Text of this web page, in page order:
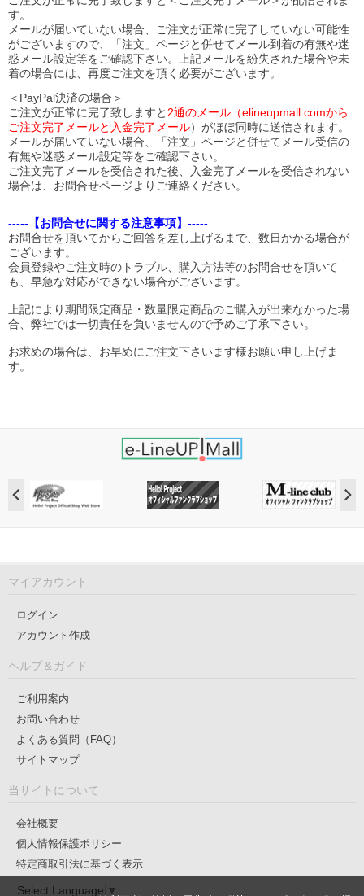
す。
メールが届いていない場合、ご注文が正常に完了していない可能性
がございますので、「注文」ページと併せてメール到着の有無や迷
惑メール設定等をご確認下さい。
上記メールを紛失された場合や未
着の場合には、再度ご注文を頂く必要がございます。
＜PayPal決済の場合＞
ご注文が正常に完了致しますと 2通のメール（elineupmall.comから
ご注文完了メールと入金完了メール）がほぼ同時に送信されます。
メールが届いていない場合、「注文」ページと併せてメール受信の
有無や迷惑メール設定等をご確認下さい。
ご注文完了メールを受信された後、入金完了メールを受信されない
場合は、お問合せページよりご連絡ください。
-----【お問合せに関する注意事項】-----
お問合せを頂いてからご回答を差し上げるまで、数日かかる場合が
ございます。
会員登録やご注文時のトラブル、購入方法等のお問合せを頂いて
も、早急な対応ができない場合がございます。
上記により期間限定商品・数量限定商品のご購入が出来なかった場
合、弊社では一切責任を負いませんので予めご了承下さい。
お求めの場合は、お早めにご注文下さいます様お願い申し上げま
す。
マイアカウント
ログイン
アカウント作成
ヘルプ＆ガイド
ご利用案内
お問い合わせ
よくある質問（FAQ）
サイトマップ
当サイトについて
会社概要
個人情報保護ポリシー
特定商取引法に基づく表示
Select Language ▼